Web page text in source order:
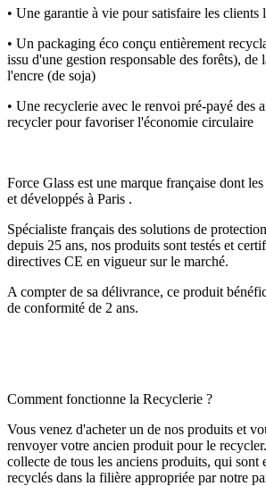
• Une garantie à vie pour satisfaire les clients
• Un packaging éco conçu entièrement
issu d'une gestion responsable des forêts), de
l'encre (de soja)
• Une recyclerie avec le renvoi pré-payé des
recycler pour favoriser l'économie circulaire
Force Glass est une marque française dont
et développés à Paris .
Spécialiste français des solutions de
depuis 25 ans, nos produits sont testés et
directives CE en vigueur sur le marché.
A compter de sa délivrance, ce produit
de conformité de 2 ans.
Comment fonctionne la Recyclerie ?
Vous venez d'acheter un de nos produits et
renvoyer votre ancien produit pour le
collecte de tous les anciens produits, qui sont
recyclés dans la filière appropriée par notre